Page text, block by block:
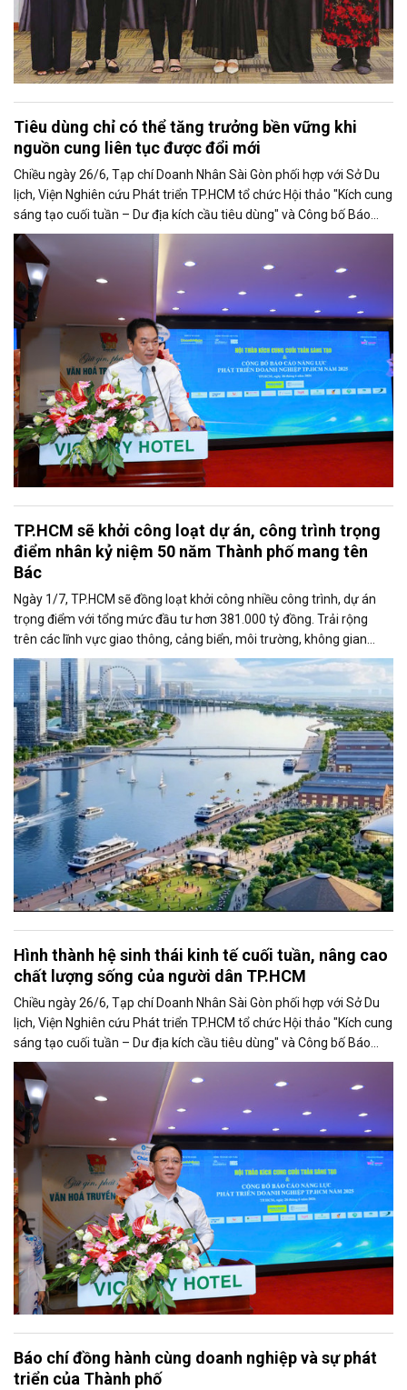
Tiêu dùng chỉ có thể tăng trưởng bền vững khi
nguồn cung liên tục được đổi mới
Chiều ngày 26/6, Tạp chí Doanh Nhân Sài Gòn phối hợp với Sở Du
lịch, Viện Nghiên cứu Phát triển TP.HCM tổ chức Hội thảo "Kích cung
sáng tạo cuối tuần – Dư địa kích cầu tiêu dùng" và Công bố Báo
cáo năng lực phát triển doanh nghiệp TP.HCM năm 2025. Trân
trọng giới thiệu phát biểu của ông Võ Hồng Sơn - Trưởng đại diện
Văn phòng Bộ Công Thương khu vực phía Nam tại Hội thảo.
TP.HCM sẽ khởi công loạt dự án, công trình trọng
điểm nhân kỷ niệm 50 năm Thành phố mang tên
Bác
Ngày 1/7, TP.HCM sẽ đồng loạt khởi công nhiều công trình, dự án
trọng điểm với tổng mức đầu tư hơn 381.000 tỷ đồng. Trải rộng
trên các lĩnh vực giao thông, cảng biển, môi trường, không gian
công cộng và nhà ở xã hội, các dự án được kỳ vọng tạo động lực
tăng trưởng mới, mở rộng không gian phát triển và nâng cao năng
lực cạnh tranh của đô thị lớn nhất cả nước.
Hình thành hệ sinh thái kinh tế cuối tuần, nâng cao
chất lượng sống của người dân TP.HCM
Chiều ngày 26/6, Tạp chí Doanh Nhân Sài Gòn phối hợp với Sở Du
lịch, Viện Nghiên cứu Phát triển TP.HCM tổ chức Hội thảo "Kích cung
sáng tạo cuối tuần – Dư địa kích cầu tiêu dùng" và Công bố Báo
cáo năng lực phát triển doanh nghiệp TP.HCM năm 2025. Trân
trọng giới thiệu phát biểu của ông Nguyễn Ngọc Hồi - Phó Giám đốc
Sở Văn hoá - Thể thao TP.HCM tại Hội thảo.
Báo chí đồng hành cùng doanh nghiệp và sự phát
triển của Thành phố